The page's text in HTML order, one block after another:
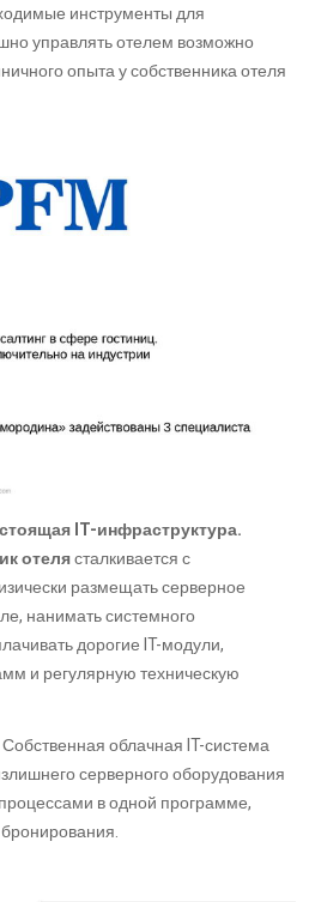
инструменты для
управлять отелем возможно
опыта у собственника отеля
IT-инфраструктура.
отелясталкивается с
размещать серверное
нанимать системного
дорогие IT-модули,
и регулярную техническую
Собственная облачная IT-система
серверного оборудования
в одной программе,